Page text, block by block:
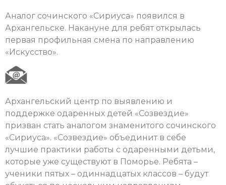
Аналог сочинского «Сириуса» появился в
Архангельске. Накануне для ребят открылась
первая профильная смена по направлению
«Искусство».
Архангельский центр по выявлению и
поддержке одаренных детей «Созвездие»
призван стать аналогом знаменитого сочинского
«Сириуса». «Созвездие» объединит в себе
лучшие практики работы с одаренными детьми,
которые уже существуют в Поморье. Ребята –
ученики пятых – одиннадцатых классов – будут